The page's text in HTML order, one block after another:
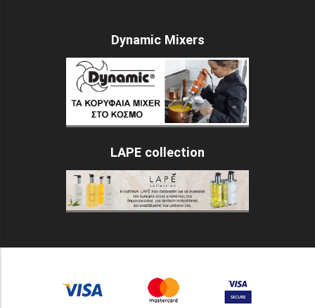
Dynamic Mixers
LAPE collection